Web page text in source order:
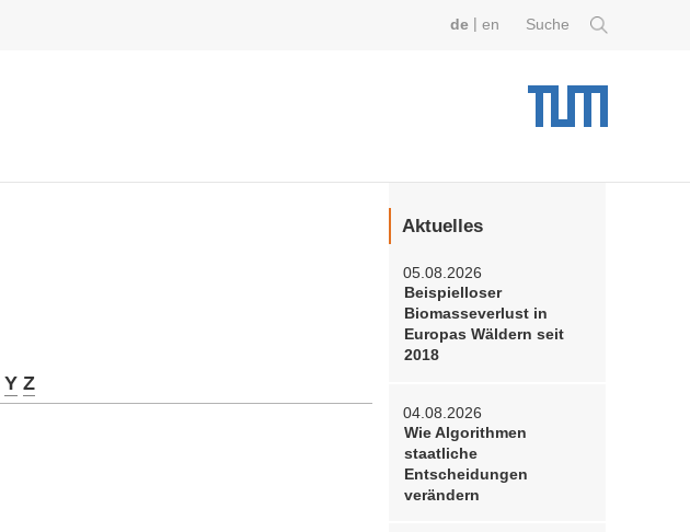
Suche
de en
Y Z
Aktuelles
05.08.2026
Beispielloser
Biomasseverlust in
Europas Wäldern seit
2018
04.08.2026
Wie Algorithmen
staatliche
Entscheidungen
verändern